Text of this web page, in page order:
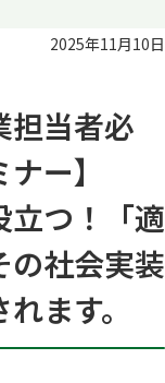
2025年11月10日
担当者必
ー】
立つ！「適
の社会実装
ます。